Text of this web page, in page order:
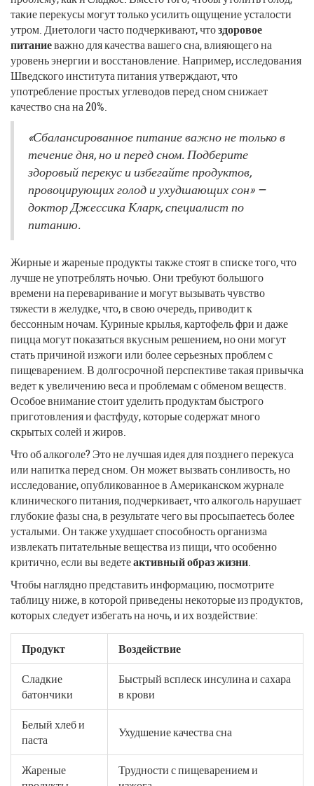
такие перекусы могут только усилить ощущение усталости
утром. Диетологи часто подчеркивают, чтоздоровое
питаниеважно для качества вашего сна, влияющего на
уровень энергии и восстановление. Например, исследования
Шведского института питания утверждают, что
употребление простых углеводов перед сном снижает
качество сна на 20%.
«Сбалансированное питание важно не только в
течение дня, но и перед сном. Подберите
здоровый перекус и избегайте продуктов,
провоцирующих голод и ухудшающих сон» —
доктор Джессика Кларк, специалист по
питанию.
Жирные и жареные продукты также стоят в списке того, что
лучше не употреблять ночью. Они требуют большого
времени на переваривание и могут вызывать чувство
тяжести в желудке, что, в свою очередь, приводит к
бессонным ночам. Куриные крылья, картофель фри и даже
пицца могут показаться вкусным решением, но они могут
стать причиной изжоги или более серьезных проблем с
пищеварением. В долгосрочной перспективе такая привычка
ведет к увеличению веса и проблемам с обменом веществ.
Особое внимание стоит уделить продуктам быстрого
приготовления и фастфуду, которые содержат много
скрытых солей и жиров.
Что об алкоголе? Это не лучшая идея для позднего перекуса
или напитка перед сном. Он может вызвать сонливость, но
исследование, опубликованное в Американском журнале
клинического питания, подчеркивает, что алкоголь нарушает
глубокие фазы сна, в результате чего вы просыпаетесь более
усталыми. Он также ухудшает способность организма
извлекать питательные вещества из пищи, что особенно
критично, если вы ведетеактивный образ жизни.
Чтобы наглядно представить информацию, посмотрите
таблицу ниже, в которой приведены некоторые из продуктов,
которых следует избегать на ночь, и их воздействие:
Продукт
Воздействие
Сладкие
батончики
Быстрый всплеск инсулина и сахара
в крови
Белый хлеб и
паста
Ухудшение качества сна
Жареные
Трудности с пищеварением и